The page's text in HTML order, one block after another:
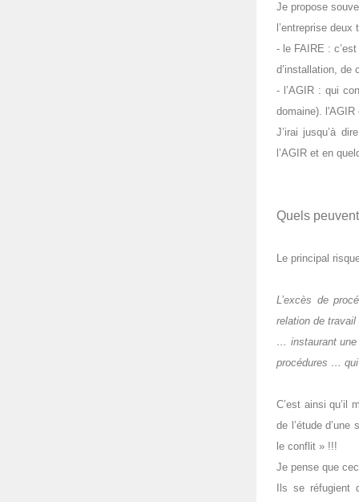
Je propose
l’entreprise
- le FAIRE :
d’installation, de
- l’AGIR : qui
domaine).
J’irai jusqu’à
l’AGIR et en
Quels
Le principal
L’excès de
relation de
… instaurant une
procédures …
C’est ainsi qu’il
de l’étude
le conflit » !!!
Je pense que
Ils se réfugient